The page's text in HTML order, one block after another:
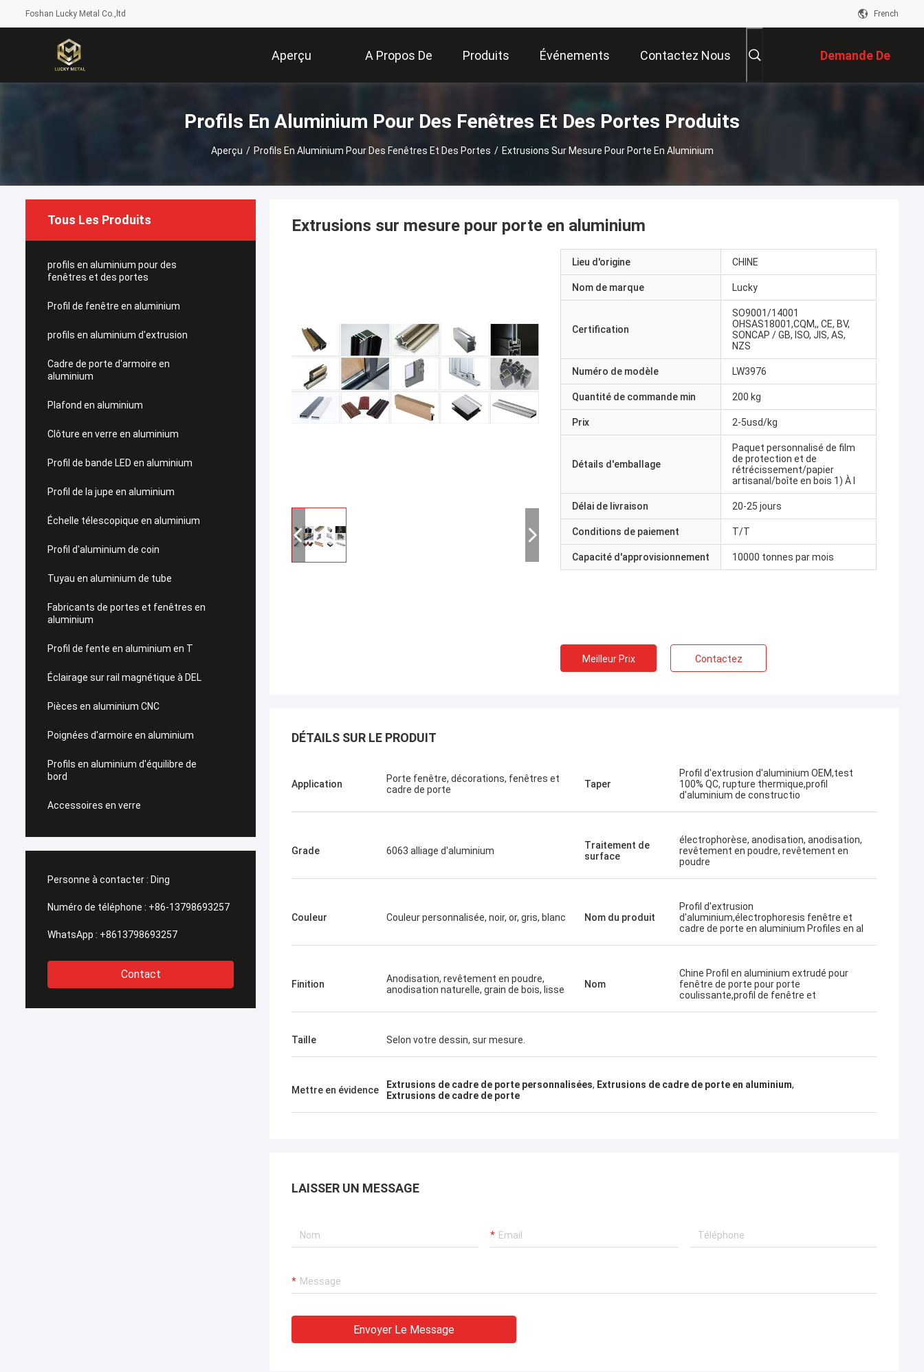
Foshan Lucky Metal Co.,ltd French
Aperçu A Propos De
Nous
Produits Événements Contactez Nous Demande De
Soumission
Profils En Aluminium Pour Des Fenêtres Et Des Portes Produits
Aperçu / Profils En Aluminium Pour Des Fenêtres Et Des Portes / Extrusions Sur Mesure Pour Porte En Aluminium
Tous Les Produits
profils en aluminium pour des
fenêtres et des portes
Profil de fenêtre en aluminium
profils en aluminium d'extrusion
Cadre de porte d'armoire en
aluminium
Plafond en aluminium
Clôture en verre en aluminium
Profil de bande LED en aluminium
Profil de la jupe en aluminium
Échelle télescopique en aluminium
Profil d'aluminium de coin
Tuyau en aluminium de tube
Fabricants de portes et fenêtres en
aluminium
Profil de fente en aluminium en T
Éclairage sur rail magnétique à DEL
Pièces en aluminium CNC
Poignées d'armoire en aluminium
Profils en aluminium d'équilibre de
bord
Accessoires en verre
Personne à contacter : Ding
Numéro de téléphone : +86-13798693257
WhatsApp : +8613798693257
Contact
Extrusions sur mesure pour porte en aluminium
Lieu d'origine CHINE
Nom de marque Lucky
Certification
SO9001/14001
OHSAS18001,CQM,, CE, BV,
SONCAP / GB, ISO, JIS, AS,
NZS
Numéro de modèle LW3976
Quantité de commande min 200 kg
Prix 2-5usd/kg
Détails d'emballage
Paquet personnalisé de film
de protection et de
rétrécissement/papier
artisanal/boîte en bois 1) À l
Délai de livraison 20-25 jours
Conditions de paiement T/T
Capacité d'approvisionnement 10000 tonnes par mois
Meilleur Prix Contactez
DÉTAILS SUR LE PRODUIT
Application
Porte fenêtre, décorations, fenêtres et
cadre de porte
Taper
Profil d'extrusion d'aluminium OEM,test
100% QC, rupture thermique,profil
d'aluminium de constructio
Grade 6063 alliage d'aluminium
Traitement de
surface
électrophorèse, anodisation, anodisation,
revêtement en poudre, revêtement en
poudre
Couleur Couleur personnalisée, noir, or, gris, blanc Nom du produit
Profil d'extrusion
d'aluminium,électrophoresis fenêtre et
cadre de porte en aluminium Profiles en al
Finition
Anodisation, revêtement en poudre,
anodisation naturelle, grain de bois, lisse
Nom
Chine Profil en aluminium extrudé pour
fenêtre de porte pour porte
coulissante,profil de fenêtre et
Taille Selon votre dessin, sur mesure.
Mettre en évidence Extrusions de cadre de porte personnalisées, Extrusions de cadre de porte en aluminium,
Extrusions de cadre de porte
LAISSER UN MESSAGE
Envoyer Le Message